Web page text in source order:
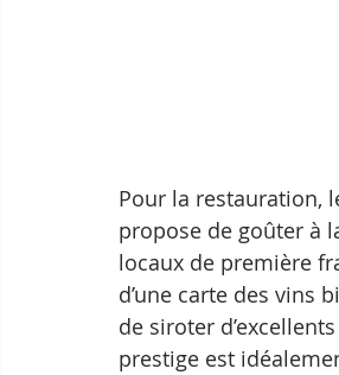
Pour la restauration,
propose de goûter à
locaux de première
d’une carte des vins
de siroter
prestige est